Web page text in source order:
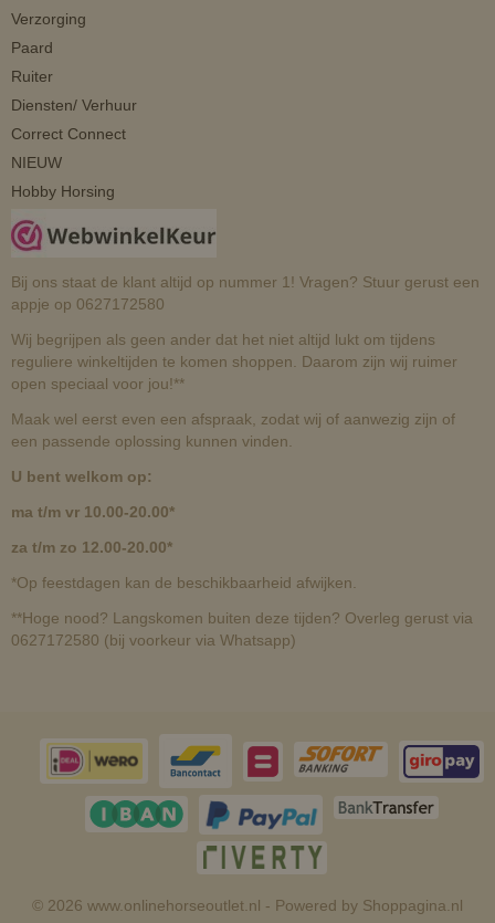
Verzorging
Paard
Ruiter
Diensten/ Verhuur
Correct Connect
NIEUW
Hobby Horsing
Bij ons staat de klant altijd op nummer 1! Vragen? Stuur gerust een
appje op 0627172580
Wij begrijpen als geen ander dat het niet altijd lukt om tijdens
reguliere winkeltijden te komen shoppen. Daarom zijn wij ruimer
open speciaal voor jou!**
Maak wel eerst even een afspraak, zodat wij of aanwezig zijn of
een passende oplossing kunnen vinden.
U bent welkom op:
ma t/m vr 10.00-20.00*
za t/m zo 12.00-20.00*
*Op feestdagen kan de beschikbaarheid afwijken.
**Hoge nood? Langskomen buiten deze tijden? Overleg gerust via
0627172580 (bij voorkeur via Whatsapp)
© 2026 www.onlinehorseoutlet.nl - Powered by Shoppagina.nl